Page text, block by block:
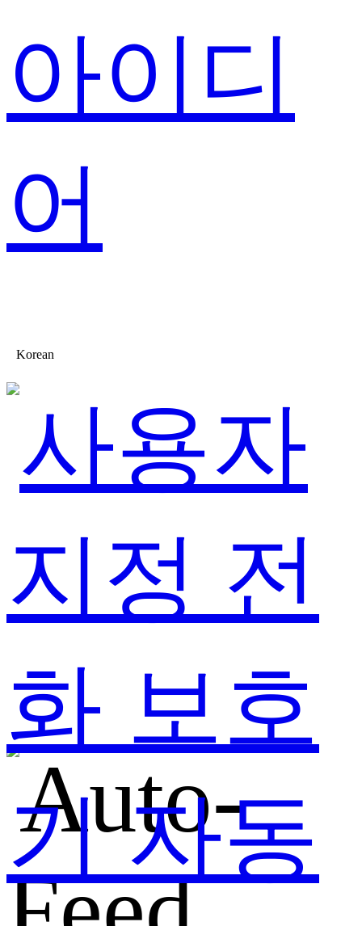
아이디
어
Korean